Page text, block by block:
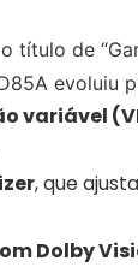
título de
evoluiu
variável
, que
Dolby